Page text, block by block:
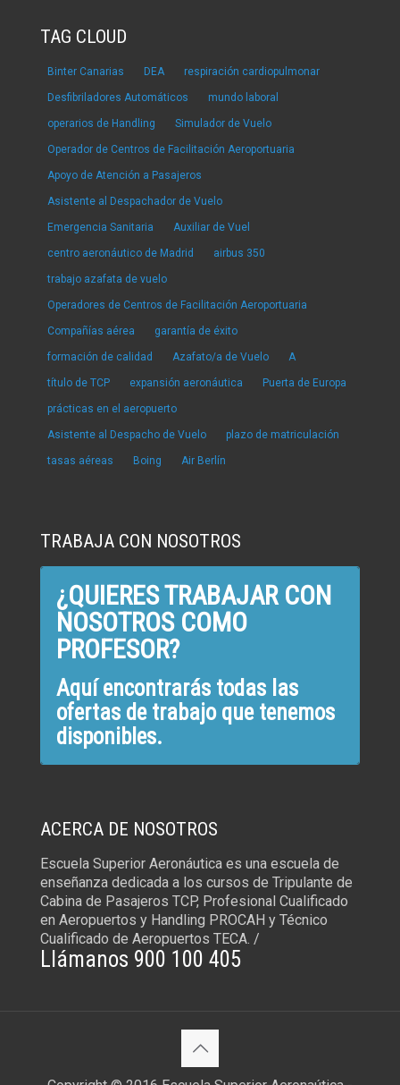
TAG CLOUD
Binter Canarias DEA respiración cardiopulmonar
Desfibriladores Automáticos mundo laboral
operarios de Handling Simulador de Vuelo
Operador de Centros de Facilitación Aeroportuaria
Apoyo de Atención a Pasajeros
Asistente al Despachador de Vuelo
Emergencia Sanitaria Auxiliar de Vuel
centro aeronáutico de Madrid airbus 350
trabajo azafata de vuelo
Operadores de Centros de Facilitación Aeroportuaria
Compañías aérea garantía de éxito
formación de calidad Azafato/a de Vuelo A
título de TCP expansión aeronáutica Puerta de Europa
prácticas en el aeropuerto
Asistente al Despacho de Vuelo plazo de matriculación
tasas aéreas Boing Air Berlín
TRABAJA CON NOSOTROS
¿QUIERES TRABAJAR CON
NOSOTROS COMO
PROFESOR?
Aquí encontrarás todas las
ofertas de trabajo que tenemos
disponibles.
ACERCA DE NOSOTROS
Escuela Superior Aeronáutica es una escuela de
enseñanza dedicada a los cursos de Tripulante de
Cabina de Pasajeros TCP, Profesional Cualificado
en Aeropuertos y Handling PROCAH y Técnico
Cualificado de Aeropuertos TECA. /
Llámanos 900 100 405